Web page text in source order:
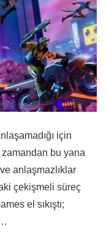
için
bu yana
anlaşmazlıklar
çekişmeli süreç
el sıkıştı;